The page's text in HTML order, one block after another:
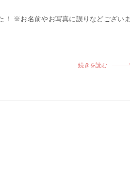
！ ※お名前やお写真に誤りなどございま
続きを読む